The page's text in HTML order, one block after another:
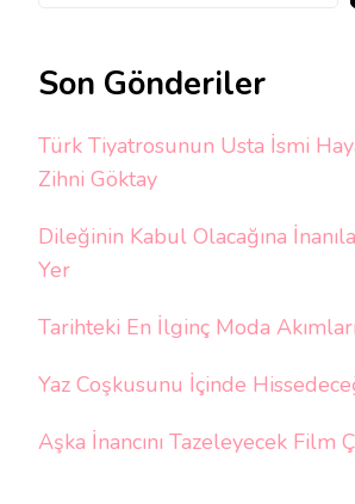
Son Gönderiler
Türk Tiyatrosunun Usta İsmi
Zihni Göktay
Dileğinin Kabul Olacağına
Yer
Tarihteki En İlginç Moda Akımları
Yaz Coşkusunu İçinde
Aşka İnancını Tazeleyecek Film